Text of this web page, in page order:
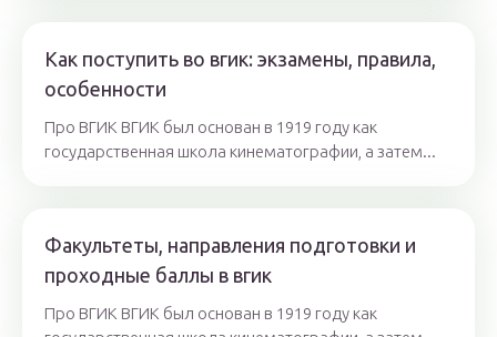
Как поступить во вгик: экзамены, правила,
особенности
Про ВГИК ВГИК был основан в 1919 году как
государственная школа кинематографии, а затем...
Факультеты, направления подготовки и
проходные баллы в вгик
Про ВГИК ВГИК был основан в 1919 году как